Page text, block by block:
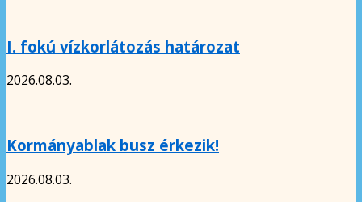
I. fokú vízkorlátozás határozat
2026.08.03.
Kormányablak busz érkezik!
2026.08.03.